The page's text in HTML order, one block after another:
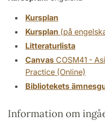
Kursplan
Kursplan (på
Litteraturlista
Canvas COSM41 -
Practice (Online)
Bibliotekets
Information om